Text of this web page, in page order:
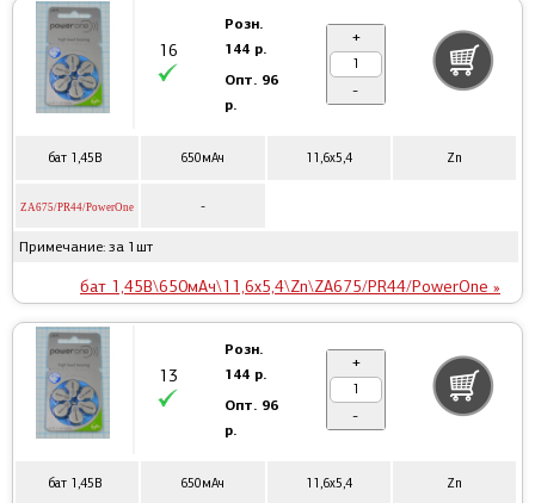
бат 1,45В 650мАч 11,6x5,4 Zn
ZA675/PR44/PowerOne -
Примечание: за 1шт
бат 1,45В\650мАч\11,6x5,4\Zn\ZA675/PR44/PowerOne »
16
Розн.
144 р.
Опт. 96
р.
+
-
бат 1,45В 650мАч 11,6x5,4 Zn
13
Розн.
144 р.
Опт. 96
р.
+
-